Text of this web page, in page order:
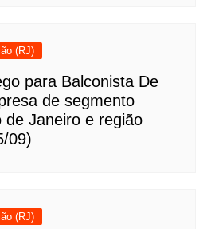
(RJ)
para Balconista De
de segmento
de Janeiro e região
09)
(RJ)